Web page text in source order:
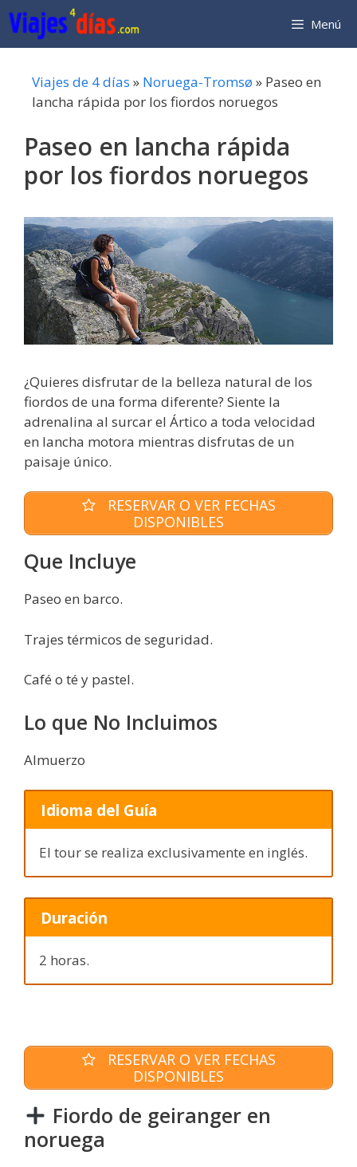
Saltar
al
contenido
Menú
Viajes de 4 días » Noruega-Tromsø » Paseo en
lancha rápida por los fiordos noruegos
Paseo en lancha rápida
por los fiordos noruegos
¿Quieres disfrutar de la belleza natural de los
fiordos de una forma diferente? Siente la
adrenalina al surcar el Ártico a toda velocidad
en lancha motora mientras disfrutas de un
paisaje único.
RESERVAR O VER FECHAS
DISPONIBLES
Que Incluye
Paseo en barco.
Trajes térmicos de seguridad.
Café o té y pastel.
Lo que No Incluimos
Almuerzo
Idioma del Guía
El tour se realiza exclusivamente en inglés.
Duración
2 horas.
RESERVAR O VER FECHAS
DISPONIBLES
Fiordo de geiranger en
noruega